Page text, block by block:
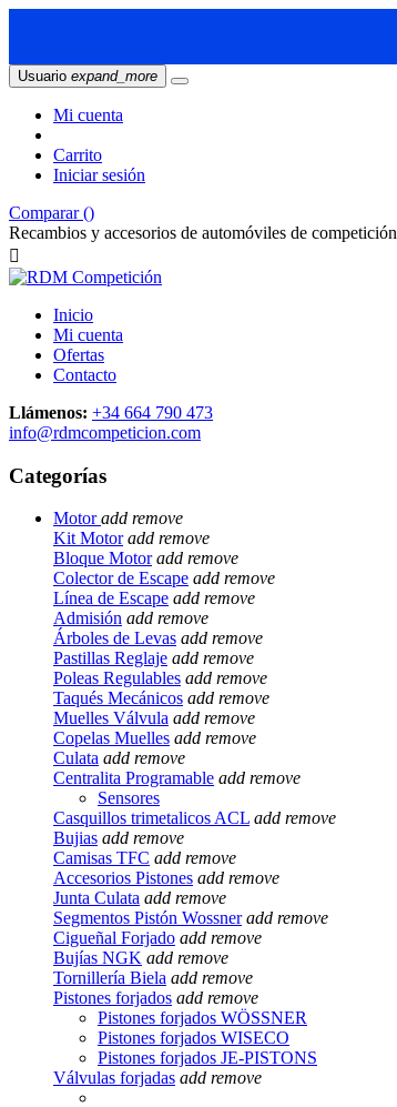
Usuario expand_more
Mi cuenta
Carrito
Iniciar sesión
Comparar ()
Recambios y accesorios de automóviles de competición

Inicio
Mi cuenta
Ofertas
Contacto
Llámenos: +34 664 790 473
info@rdmcompeticion.com
Categorías
Motor add remove
Kit Motor add remove
Bloque Motor add remove
Colector de Escape add remove
Línea de Escape add remove
Admisión add remove
Árboles de Levas add remove
Pastillas Reglaje add remove
Poleas Regulables add remove
Taqués Mecánicos add remove
Muelles Válvula add remove
Copelas Muelles add remove
Culata add remove
Centralita Programable add remove
Sensores
Casquillos trimetalicos ACL add remove
Bujias add remove
Camisas TFC add remove
Accesorios Pistones add remove
Junta Culata add remove
Segmentos Pistón Wossner add remove
Cigueñal Forjado add remove
Bujías NGK add remove
Tornillería Biela add remove
Pistones forjados add remove
Pistones forjados WÖSSNER
Pistones forjados WISECO
Pistones forjados JE-PISTONS
Válvulas forjadas add remove